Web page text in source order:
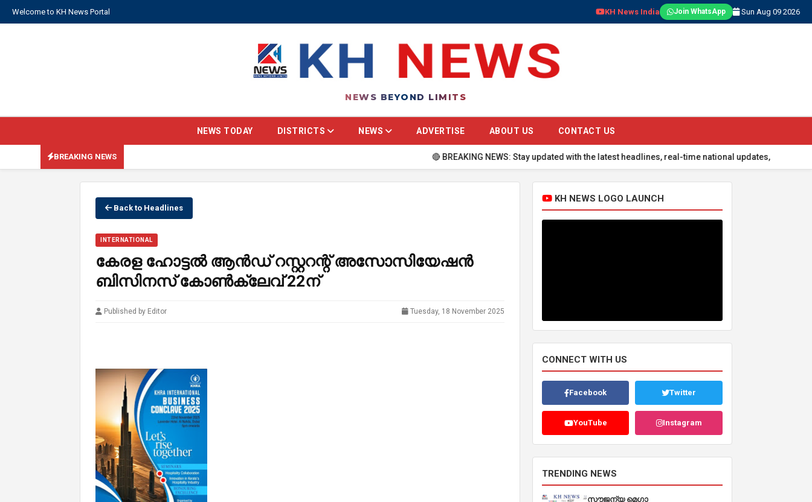
Welcome to KH News Portal KH News India Join WhatsApp Sun Aug 09 2026
NEWS BEYOND LIMITS
NEWS TODAY DISTRICTS NEWS ADVERTISE ABOUT US CONTACT US
BREAKING NEWS 🔴 BREAKING NEWS: Stay updated with the latest headlines, real-time national updates, global events,
Back to Headlines
INTERNATIONAL
കേരള ഹോട്ടൽ ആൻഡ് റസ്റ്ററന്റ് അസോസിയേഷൻ
ബിസിനസ് കോൺക്ലേവ് 22ന്
Published by Editor Tuesday, 18 November 2025
KH NEWS LOGO LAUNCH
CONNECT WITH US
Facebook Twitter
YouTube Instagram
TRENDING NEWS
സൗജന്യ മെഗാ